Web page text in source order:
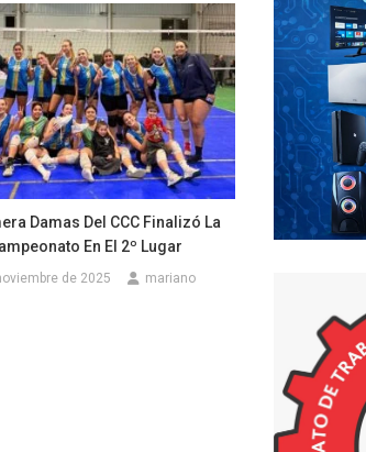
Damas Del CCC Finalizó La
En El 2º Lugar
de 2025 mariano